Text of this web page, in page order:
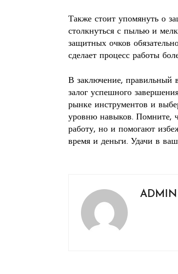
Также стоит упомянуть о
столкнуться с пылью и
защитных очков
сделает процесс работы
В заключение, правильный
залог успешного
рынке инструментов и
уровню навыков. Помните,
работу, но и помогают
время и деньги. Удачи в
ADMIN